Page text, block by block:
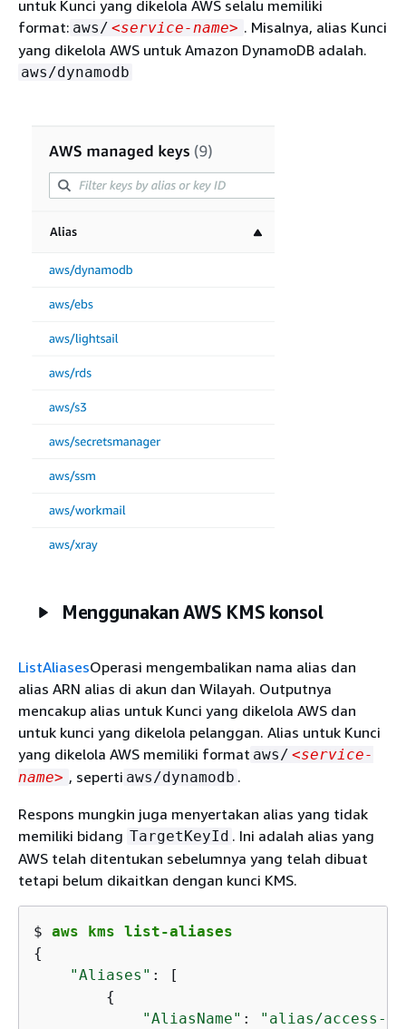
untuk Kunci yang dikelola AWS selalu memiliki
format: aws/ <service-name> . Misalnya, alias Kunci
yang dikelola AWS untuk Amazon DynamoDB adalah.
aws/dynamodb
Menggunakan AWS KMS konsol
ListAliasesOperasi mengembalikan nama alias dan
alias ARN alias di akun dan Wilayah. Outputnya
mencakup alias untuk Kunci yang dikelola AWS dan
untuk kunci yang dikelola pelanggan. Alias untuk Kunci
yang dikelola AWS memiliki format aws/ <service-
name> , seperti aws/dynamodb .
Respons mungkin juga menyertakan alias yang tidak
memiliki bidang TargetKeyId . Ini adalah alias yang
AWS telah ditentukan sebelumnya yang telah dibuat
tetapi belum dikaitkan dengan kunci KMS.
$ aws kms list-aliases
{
"Aliases" : [
{
"AliasName" :
"alias/access-